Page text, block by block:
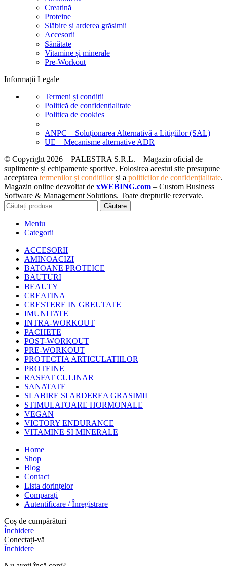
Creatină
Proteine
Slăbire și arderea grăsimii
Accesorii
Sănătate
Vitamine și minerale
Pre-Workout
Informații Legale
Termeni și condiții
Politică de confidențialitate
Politica de cookies
ANPC – Soluționarea Alternativă a Litigiilor (SAL)
UE – Mecanisme alternative ADR
© Copyright 2026 – PALESTRA S.R.L. – Magazin oficial de
suplimente și echipamente sportive. Folosirea acestui site presupune
acceptarea termenilor și condițiilorși a politicilor de confidențialitate.
Magazin online dezvoltat de xWEBING.com – Custom Business
Software & Management Solutions. Toate drepturile rezervate.
Căutare
Meniu
Categorii
ACCESORII
AMINOACIZI
BATOANE PROTEICE
BAUTURI
BEAUTY
CREATINA
CRESTERE IN GREUTATE
IMUNITATE
INTRA-WORKOUT
PACHETE
POST-WORKOUT
PRE-WORKOUT
PROTECTIA ARTICULATIILOR
PROTEINE
RASFAT CULINAR
SANATATE
SLABIRE SI ARDEREA GRASIMII
STIMULATOARE HORMONALE
VEGAN
VICTORY ENDURANCE
VITAMINE SI MINERALE
Home
Shop
Blog
Contact
Lista dorințelor
Comparați
Autentificare / Înregistrare
Coș de cumpărături
Închidere
Conectați-vă
Închidere